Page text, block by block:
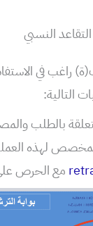
النسبي
راغب في
التالية:
بالطلب
المخصص لهذه
مع الحرص